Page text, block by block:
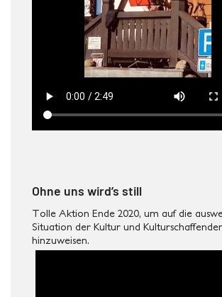
Ohne uns wird’s still
Tolle Aktion Ende 2020, um auf die
Situation der Kultur und
hinzuweisen.